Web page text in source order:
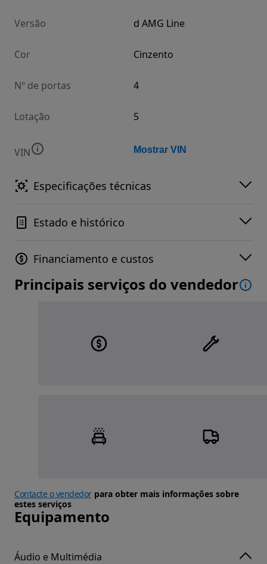
Versão d AMG Line
Cor Cinzento
Nº de portas 4
Lotação 5
VIN Mostrar VIN
Especificações técnicas
Estado e histórico
Financiamento e custos
Principais serviços do vendedor
Contacte o vendedorpara obter mais informações sobre
estes serviços
Equipamento
Áudio e Multimédia